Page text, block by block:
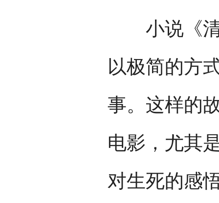
小说《清
以极简的方
事。这样的
电影，尤其
对生死的感